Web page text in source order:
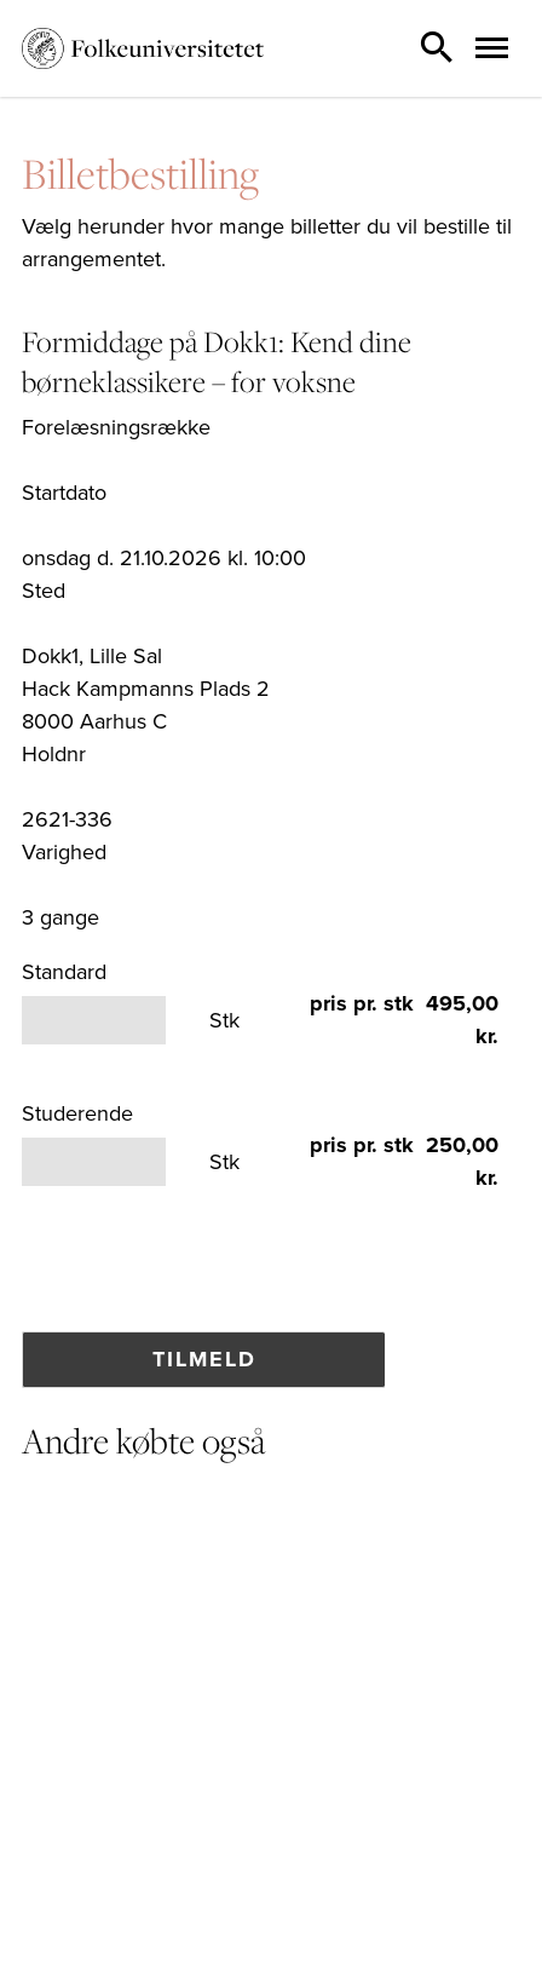
Billetbestilling
Vælg herunder hvor mange billetter du vil bestille til
arrangementet.
Formiddage på Dokk1: Kend dine
børneklassikere – for voksne
Forelæsningsrække
Startdato
onsdag d. 21.10.2026 kl. 10:00
Sted
Dokk1, Lille Sal
Hack Kampmanns Plads 2
8000 Aarhus C
Holdnr
2621-336
Varighed
3 gange
Standard
Stk
pris pr. stk 495,00
kr.
Studerende
Stk
pris pr. stk 250,00
kr.
Andre købte også